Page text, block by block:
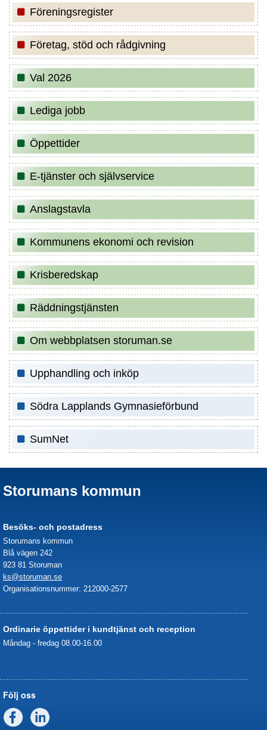
Föreningsregister
Företag, stöd och rådgivning
Val 2026
Lediga jobb
Öppettider
E-tjänster och självservice
Anslagstavla
Kommunens ekonomi och revision
Krisberedskap
Räddningstjänsten
Om webbplatsen storuman.se
Upphandling och inköp
Södra Lapplands Gymnasieförbund
SumNet
Storumans kommun
Besöks- och postadress
Storumans kommun
Blå vägen 242
923 81 Storuman
ks@storuman.se
Organisationsnummer: 212000-2577
Ordinarie öppettider i kundtjänst och reception
Måndag - fredag 08.00-16.00
Följ oss
Facebook